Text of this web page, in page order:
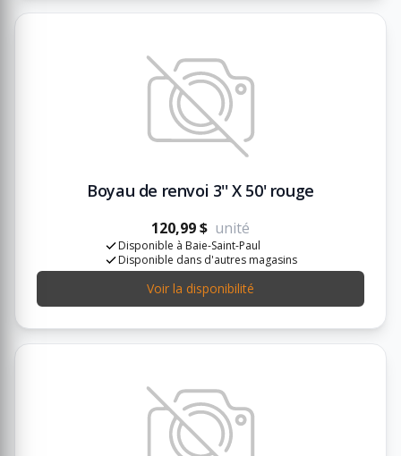
Boyau de renvoi 3'' X 50' rouge
120,99 $ unité
Disponible à Baie-Saint-Paul
Disponible dans d'autres magasins
Voir la disponibilité